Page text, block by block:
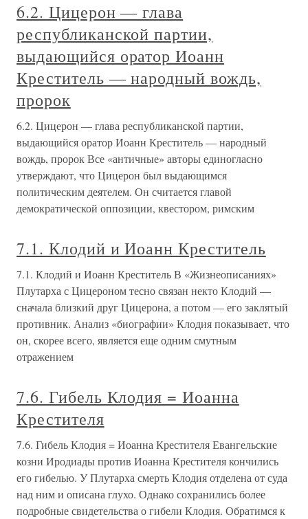
6.2. Цицерон — глава
республиканской партии,
выдающийся оратор Иоанн
Креститель — народный вождь,
пророк
6.2. Цицерон — глава республиканской партии,
выдающийся оратор Иоанн Креститель — народный
вождь, пророк Все «античные» авторы единогласно
утверждают, что Цицерон был выдающимся
политическим деятелем. Он считается главой
демократической оппозиции, квестором, римским
7.1. Клодий и Иоанн Креститель
7.1. Клодий и Иоанн Креститель В «Жизнеописаниях»
Плутарха с Цицероном тесно связан некто Клодий —
сначала близкий друг Цицерона, а потом — его заклятый
противник. Анализ «биографии» Клодия показывает, что
он, скорее всего, является еще одним смутным
отражением
7.6. Гибель Клодия = Иоанна
Крестителя
7.6. Гибель Клодия = Иоанна Крестителя Евангельские
козни Иродиады против Иоанна Крестителя кончились
его гибелью. У Плутарха смерть Клодия отделена от суда
над ним и описана глухо. Однако сохранились более
подробные свидетельства о гибели Клодия. Обратимся к